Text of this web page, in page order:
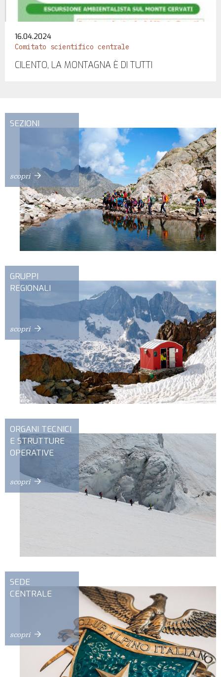
16.04.2024
Comitato scientifico centrale
CILENTO, LA MONTAGNA È DI TUTTI
SEZIONI
scopri
GRUPPI
REGIONALI
scopri
ORGANI TECNICI
E STRUTTURE
OPERATIVE
scopri
SEDE
CENTRALE
scopri